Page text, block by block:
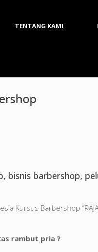
TENTANG KAMI
bisnis barbershop,
Kursus Barbershop “RAJA
rambut pria ?